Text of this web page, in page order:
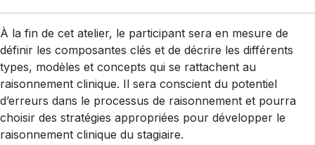
À la fin de cet atelier, le participant sera en mesure de
définir les composantes clés et de décrire les différents
types, modèles et concepts qui se rattachent au
raisonnement clinique. Il sera conscient du potentiel
d’erreurs dans le processus de raisonnement et pourra
choisir des stratégies appropriées pour développer le
raisonnement clinique du stagiaire.